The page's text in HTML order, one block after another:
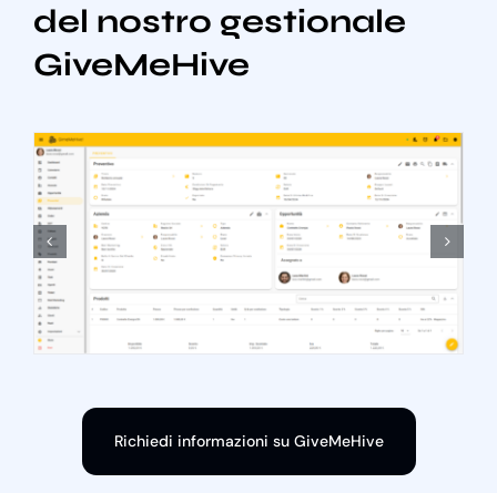
del nostro gestionale
GiveMeHive
Richiedi informazioni su GiveMeHive